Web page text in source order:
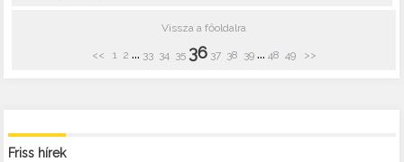
Vissza a főoldalra
<< 1 2 ... 33 34 35 36 37 38 39 ... 48 49 >>
Friss hírek